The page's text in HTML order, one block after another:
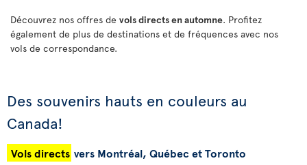
Découvrez nos offres de vols directs en automne. Profitez
également de plus de destinations et de fréquences avec nos
vols de correspondance.
Des souvenirs hauts en couleurs au
Canada!
Vols directs vers Montréal, Québec et Toronto